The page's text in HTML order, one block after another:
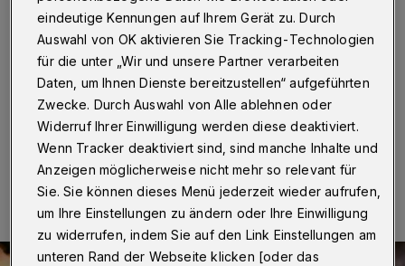
Wuppertal·Unbekannte sind in ein Büro des Wilhelm-
Dörpfeld-Gymnasiums am Elberfelder Johannisberg
eingebrochen. Die Täter nahmen Bargeld mit.
Eine Minute Lesezeit
eindeutige Kennungen auf Ihrem Gerät zu. Durch
Auswahl von OK aktivieren Sie Tracking-Technologien
für die unter „Wir und unsere Partner verarbeiten
Daten, um Ihnen Dienste bereitzustellen“ aufgeführten
Zwecke. Durch Auswahl von Alle ablehnen oder
Widerruf Ihrer Einwilligung werden diese deaktiviert.
Wenn Tracker deaktiviert sind, sind manche Inhalte und
Anzeigen möglicherweise nicht mehr so relevant für
Sie. Sie können dieses Menü jederzeit wieder aufrufen,
um Ihre Einstellungen zu ändern oder Ihre Einwilligung
zu widerrufen, indem Sie auf den Link Einstellungen am
unteren Rand der Webseite klicken [oder das